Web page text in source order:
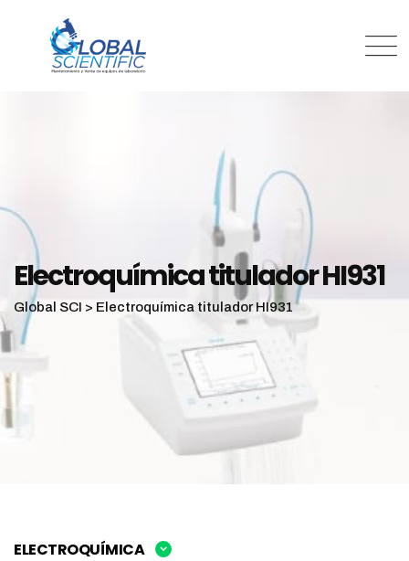
Electroquímica titulador HI931
Global SCI > Electroquímica titulador HI931
ELECTROQUÍMICA